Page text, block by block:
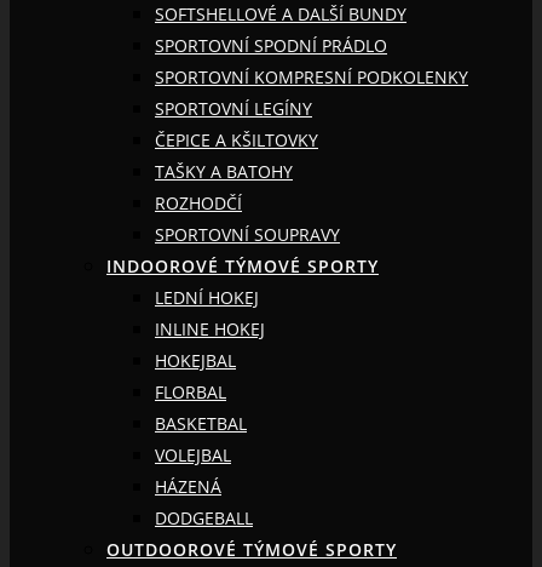
SOFTSHELLOVÉ A DALŠÍ BUNDY
SPORTOVNÍ SPODNÍ PRÁDLO
SPORTOVNÍ KOMPRESNÍ PODKOLENKY
SPORTOVNÍ LEGÍNY
ČEPICE A KŠILTOVKY
TAŠKY A BATOHY
ROZHODČÍ
SPORTOVNÍ SOUPRAVY
INDOOROVÉ TÝMOVÉ SPORTY
LEDNÍ HOKEJ
INLINE HOKEJ
HOKEJBAL
FLORBAL
BASKETBAL
VOLEJBAL
HÁZENÁ
DODGEBALL
OUTDOOROVÉ TÝMOVÉ SPORTY